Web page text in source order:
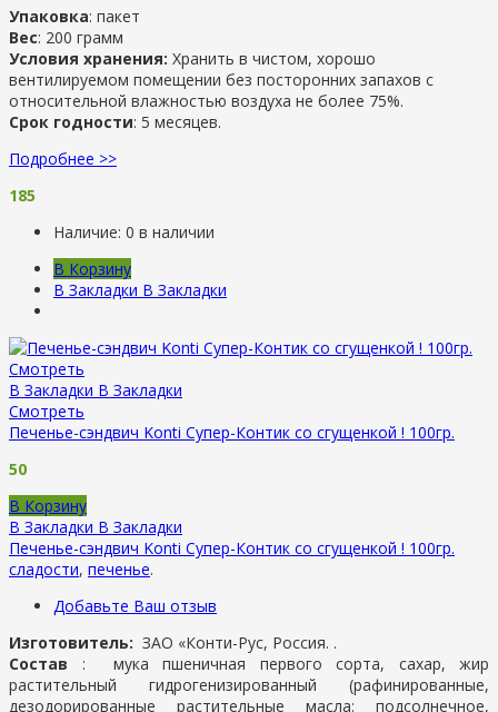
Упаковка: пакет
Вес: 200 грамм
Условия хранения: Хранить в чистом, хорошо
вентилируемом помещении без посторонних запахов с
относительной влажностью воздуха не более 75%.
Срок годности: 5 месяцев.
Подробнее >>
185
Наличие: 0 в наличии
В Корзину
В Закладки В Закладки
Смотреть
В Закладки В Закладки
Смотреть
Печенье-сэндвич Konti Супер-Контик со сгущенкой ! 100гр.
50
В Корзину
В Закладки В Закладки
Печенье-сэндвич Konti Супер-Контик со сгущенкой ! 100гр.
сладости, печенье.
Добавьте Ваш отзыв
Изготовитель: ЗАО «Конти-Рус, Россия. .
Состав : мука пшеничная первого сорта, сахар, жир
растительный гидрогенизированный (рафинированные,
дезодорированные растительные масла: подсолнечное,